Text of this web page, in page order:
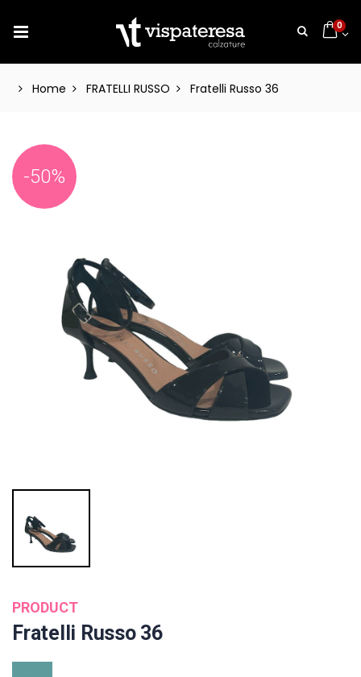
0
Home FRATELLI RUSSO Fratelli Russo 36
-50%
PRODUCT
Fratelli Russo 36